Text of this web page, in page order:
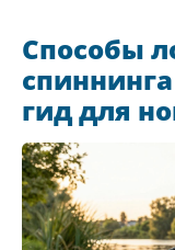
Способы
гид для